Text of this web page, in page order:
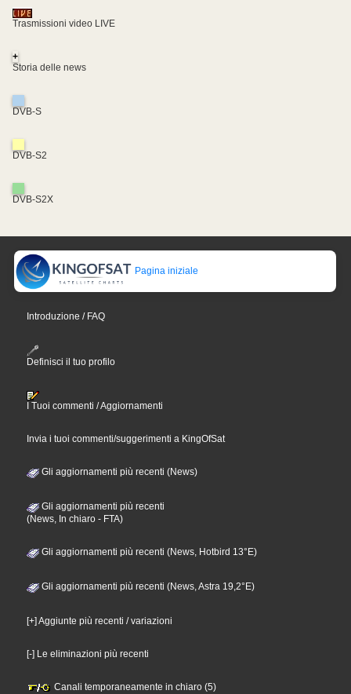
Trasmissioni video LIVE
+
Storia delle news
DVB-S
DVB-S2
DVB-S2X
Pagina iniziale
Introduzione / FAQ
Definisci il tuo profilo
I Tuoi commenti / Aggiornamenti
Invia i tuoi commenti/suggerimenti a KingOfSat
Gli aggiornamenti più recenti (News)
Gli aggiornamenti più recenti
(News, In chiaro - FTA)
Gli aggiornamenti più recenti (News, Hotbird 13°E)
Gli aggiornamenti più recenti (News, Astra 19,2°E)
[+] Aggiunte più recenti / variazioni
[-] Le eliminazioni più recenti
Canali temporaneamente in chiaro (5)